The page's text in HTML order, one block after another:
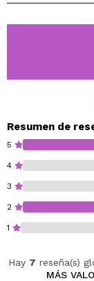
Resumen de
5
4
3
2
1
Hay 7 reseña(s)
MÁS